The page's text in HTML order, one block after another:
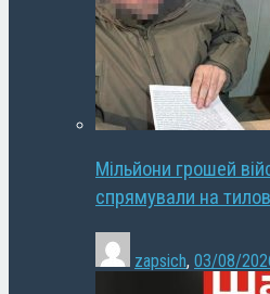
Мільйони грошей
спрямували на
zapsich, 03/08/